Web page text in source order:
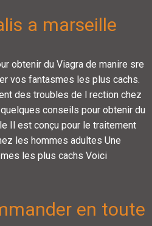
a marseille
obtenir du Viagra de manire sre
vos fantasmes les plus cachs.
des troubles de l rection chez
conseils pour obtenir du
Il est conçu pour le traitement
les hommes adultes Une
les plus cachs Voici
en toute